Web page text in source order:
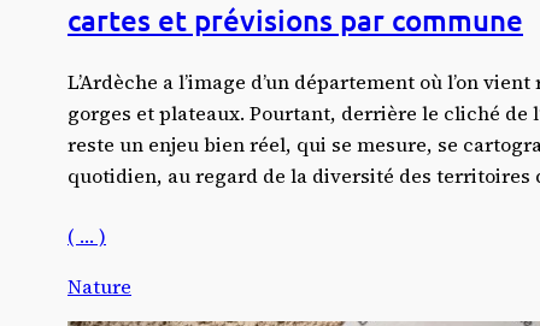
cartes et prévisions par commune
L’Ardèche a l’image d’un département où l’on
gorges et plateaux. Pourtant, derrière le cliché de
reste un enjeu bien réel, qui se mesure, se
quotidien, au regard de la diversité des territoires
( … )
Nature